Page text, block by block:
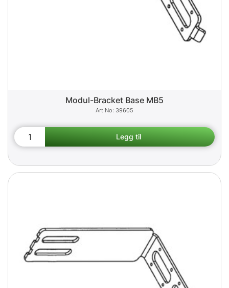
Modul-Bracket Base MB5
39605